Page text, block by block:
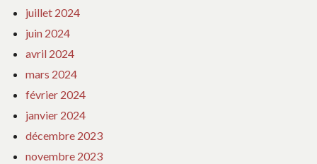
juillet 2024
juin 2024
avril 2024
mars 2024
février 2024
janvier 2024
décembre 2023
novembre 2023